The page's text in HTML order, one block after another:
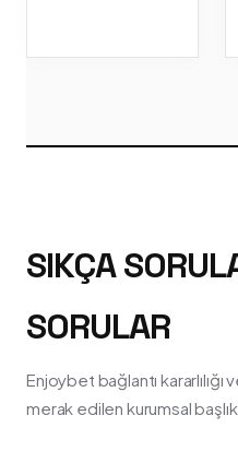
SIKÇA
SORULAR
Enjoybet bağlantı kararlılığı
merak edilen kurumsal